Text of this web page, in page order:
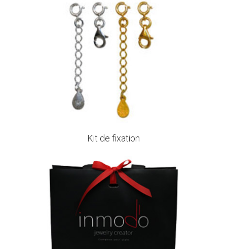
Kit de fixation